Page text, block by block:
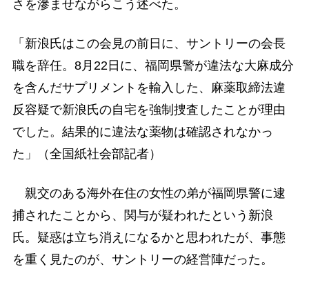
さを滲ませながらこう述べた。
「新浪氏はこの会見の前日に、サントリーの会長
職を辞任。8月22日に、福岡県警が違法な大麻成分
を含んだサプリメントを輸入した、麻薬取締法違
反容疑で新浪氏の自宅を強制捜査したことが理由
でした。結果的に違法な薬物は確認されなかっ
た」（全国紙社会部記者）
親交のある海外在住の女性の弟が福岡県警に逮
捕されたことから、関与が疑われたという新浪
氏。疑惑は立ち消えになるかと思われたが、事態
を重く見たのが、サントリーの経営陣だった。